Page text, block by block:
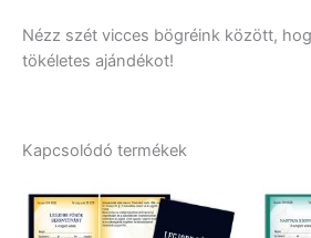
Nézz szét vicces bögréink között,
tökéletes ajándékot!
Kapcsolódó termékek